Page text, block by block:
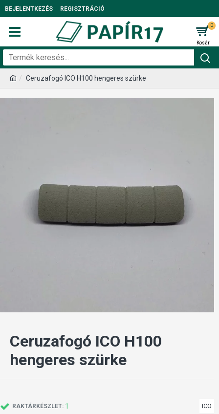
BEJELENTKEZÉS REGISZTRÁCIÓ
0
Ceruzafogó ICO H100 hengeres szürke
Ceruzafogó ICO H100
hengeres szürke
RAKTÁRKÉSZLET: 1 ICO